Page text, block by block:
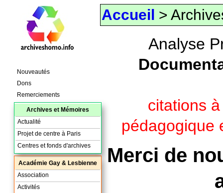
Accueil >
Analyse
citations
pédagogique
Merci de
Nouveautés
Dons
Remerciements
Archives et Mémoires
Actualité
Projet de centre à Paris
Centres et fonds d'archives
Académie Gay & Lesbienne
Association
Activités